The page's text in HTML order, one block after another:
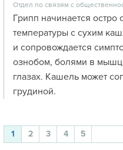
Отдел по связям с
Грипп начинается остро
температуры с сухим
и сопровождается
ознобом, болями в
глазах. Кашель может
грудиной.
1 2 3 4 5